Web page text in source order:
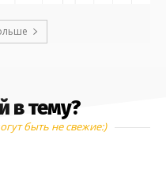
в тему?
быть не свежие:)